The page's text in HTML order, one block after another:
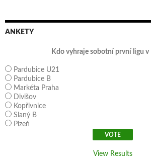
ANKETY
Kdo vyhraje sobotní první ligu v
Pardubice U21
Pardubice B
Markéta Praha
Divišov
Kopřivnice
Slaný B
Plzeň
View Results